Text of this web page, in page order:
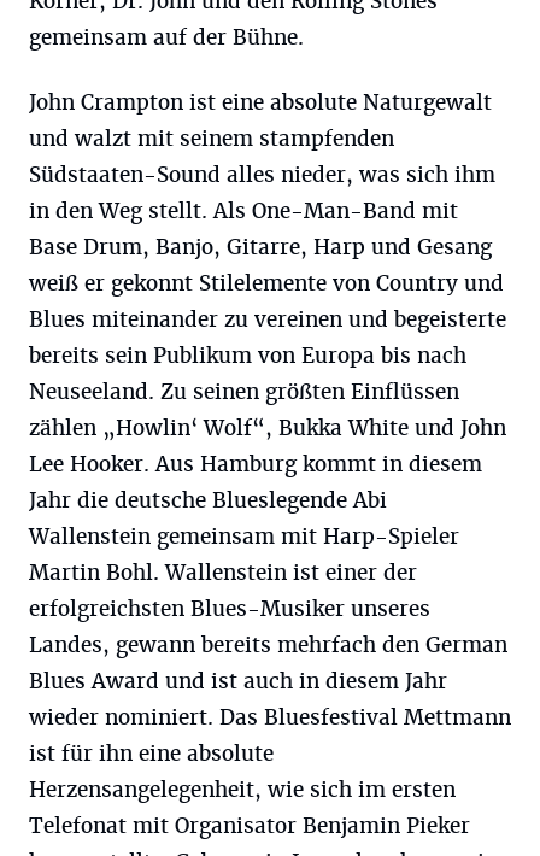
gemeinsam auf der Bühne.
John Crampton ist eine absolute Naturgewalt
und walzt mit seinem stampfenden
Südstaaten-Sound alles nieder, was sich ihm
in den Weg stellt. Als One-Man-Band mit
Base Drum, Banjo, Gitarre, Harp und Gesang
weiß er gekonnt Stilelemente von Country und
Blues miteinander zu vereinen und begeisterte
bereits sein Publikum von Europa bis nach
Neuseeland. Zu seinen größten Einflüssen
zählen „Howlin‘ Wolf“, Bukka White und John
Lee Hooker. Aus Hamburg kommt in diesem
Jahr die deutsche Blueslegende Abi
Wallenstein gemeinsam mit Harp-Spieler
Martin Bohl. Wallenstein ist einer der
erfolgreichsten Blues-Musiker unseres
Landes, gewann bereits mehrfach den German
Blues Award und ist auch in diesem Jahr
wieder nominiert. Das Bluesfestival Mettmann
ist für ihn eine absolute
Herzensangelegenheit, wie sich im ersten
Telefonat mit Organisator Benjamin Pieker